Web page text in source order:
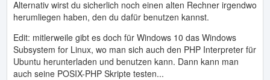
Alternativ wirst du sicherlich noch einen alten Rechner irgendwo
herumliegen haben, den du dafür benutzen kannst.
Edit: mitlerweile gibt es doch für Windows 10 das Windows
Subsystem for Linux, wo man sich auch den PHP Interpreter für
Ubuntu herunterladen und benutzen kann. Dann kann man
auch seine POSIX-PHP Skripte testen...